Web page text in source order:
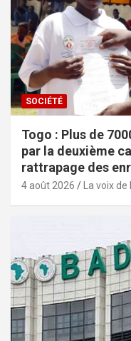
SOCIÉTÉ
Togo : Plus de
par la deuxième
rattrapage des
4 août 2026 La voix